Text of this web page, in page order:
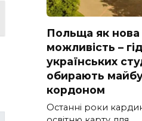
Польща як нова
можливість –
українських
обирають
кордоном
Останні роки